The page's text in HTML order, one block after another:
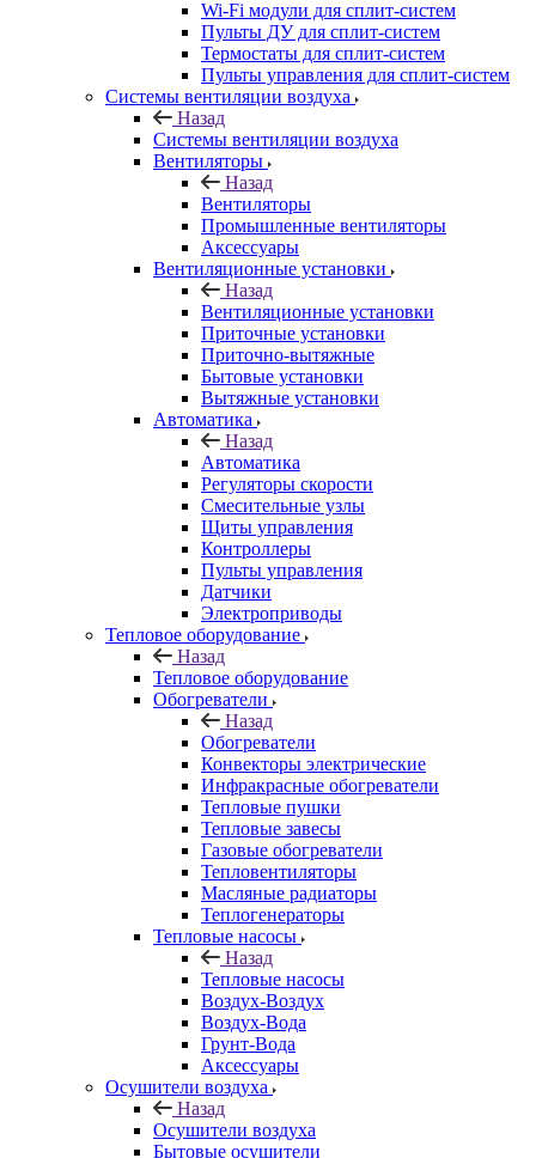
Wi-Fi модули для сплит-систем
Пульты ДУ для сплит-систем
Термостаты для сплит-систем
Пульты управления для сплит-систем
Системы вентиляции воздуха
Назад
Системы вентиляции воздуха
Вентиляторы
Назад
Вентиляторы
Промышленные вентиляторы
Аксессуары
Вентиляционные установки
Назад
Вентиляционные установки
Приточные установки
Приточно-вытяжные
Бытовые установки
Вытяжные установки
Автоматика
Назад
Автоматика
Регуляторы скорости
Смесительные узлы
Щиты управления
Контроллеры
Пульты управления
Датчики
Электроприводы
Тепловое оборудование
Назад
Тепловое оборудование
Обогреватели
Назад
Обогреватели
Конвекторы электрические
Инфракрасные обогреватели
Тепловые пушки
Тепловые завесы
Газовые обогреватели
Тепловентиляторы
Масляные радиаторы
Теплогенераторы
Тепловые насосы
Назад
Тепловые насосы
Воздух-Воздух
Воздух-Вода
Грунт-Вода
Аксессуары
Осушители воздуха
Назад
Осушители воздуха
Бытовые осушители